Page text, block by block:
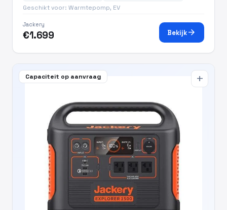
Geschikt voor: Warmtepomp, EV
Jackery
€1.699 Bekijkarrow_forward
Capaciteit op aanvraag add